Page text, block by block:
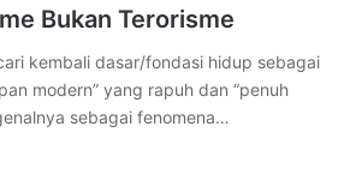
Bukan Terorisme
kembali dasar/fondasi hidup sebagai
modern” yang rapuh dan “penuh
sebagai fenomena…